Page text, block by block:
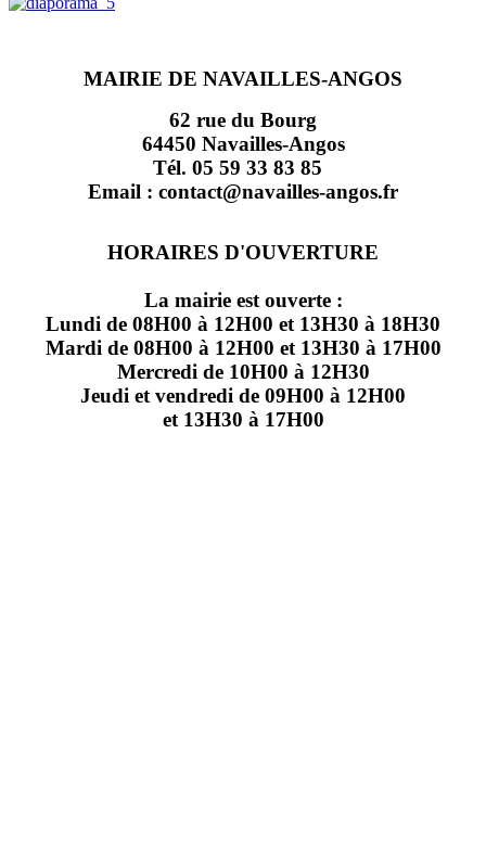
MAIRIE DE NAVAILLES-ANGOS
62 rue du Bourg
64450 Navailles-Angos
Tél. 05 59 33 83 85
Email : contact@navailles-angos.fr
HORAIRES D'OUVERTURE
La mairie est ouverte :
Lundi de 08H00 à 12H00 et 13H30 à 18H30
Mardi de 08H00 à 12H00 et 13H30 à 17H00
Mercredi de 10H00 à 12H30
Jeudi et vendredi de 09H00 à 12H00
et 13H30 à 17H00